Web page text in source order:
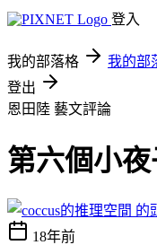
登入
我的部落格 我的部
登出
恩田陸 藝文評論
第六個小
18年前